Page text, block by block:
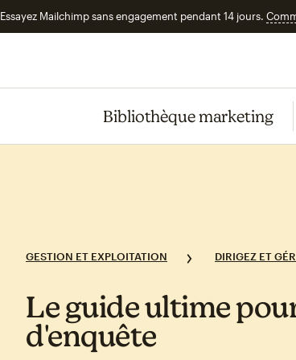
Essayez Mailchimp sans engagement pendant 14 jours.
Bibliothèque marketing
GESTION ET EXPLOITATION DIRIGEZ ET
Le guide ultime
d'enquête